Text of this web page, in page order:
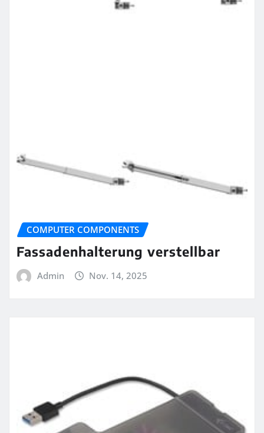
COMPUTER COMPONENTS
Fassadenhalterung verstellbar
Admin Nov. 14, 2025